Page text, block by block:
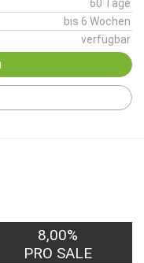
60 Tage
bis 6 Wochen
verfügbar
8,00%
PRO SALE